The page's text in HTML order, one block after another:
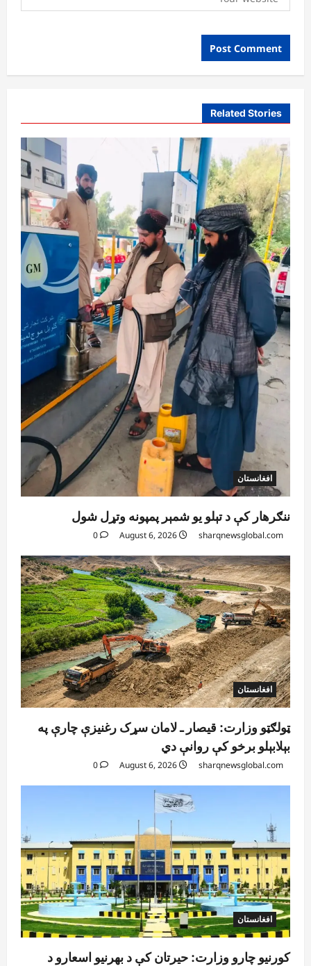
Related Stories
افغانستان
ننګرهار کې د تېلو یو شمېر پمپونه وتړل شول
sharqnewsglobal.com
0
افغانستان
ټولګټو وزارت: قیصار ـ لامان سړک رغنیزې چارې په
بېلابېلو برخو کې روانې دي
sharqnewsglobal.com
0
افغانستان
کورنیو چارو وزارت: حیرتان کې د بهرنیو اسعارو د